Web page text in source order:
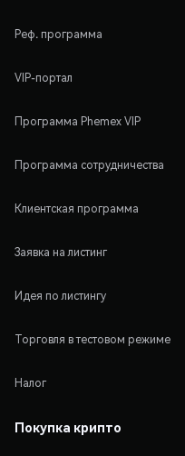
Реф. программа
VIP-портал
Программа Phemex VIP
Программа сотрудничества
Клиентская программа
Заявка на листинг
Идея по листингу
Торговля в тестовом режиме
Налог
Покупка крипто